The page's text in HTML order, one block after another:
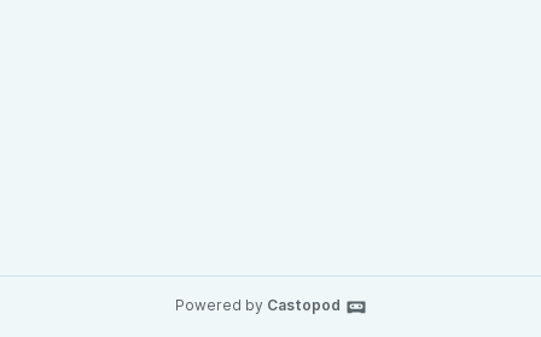
Powered by Castopod